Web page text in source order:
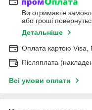
Ви отримаєте
або гроші
Детальніше
Оплата картою Visa,
Післяплата
Всі умови оплати